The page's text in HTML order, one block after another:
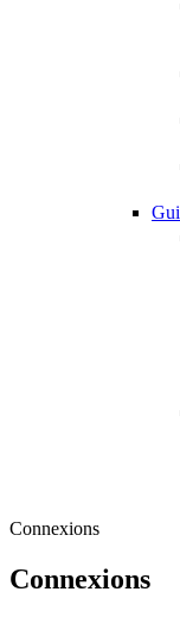
Connexions
Connexions